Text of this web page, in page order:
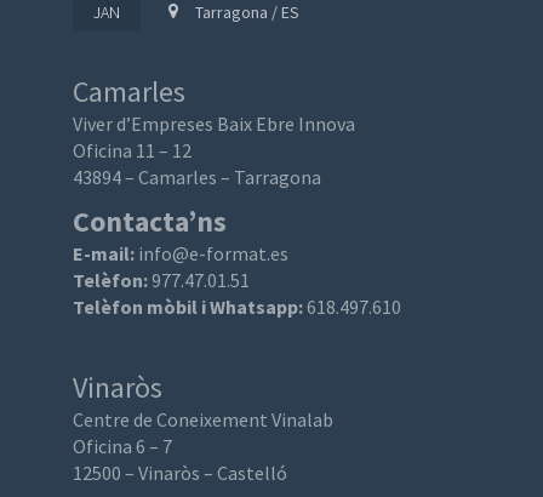
JAN Tarragona / ES
Camarles
Viver d’Empreses Baix Ebre Innova
Oficina 11 – 12
43894 – Camarles – Tarragona
Contacta’ns
E-mail: info@e-format.es
Telèfon:977.47.01.51
Telèfon mòbil i Whatsapp:618.497.610
Vinaròs
Centre de Coneixement Vinalab
Oficina 6 – 7
12500 – Vinaròs – Castelló